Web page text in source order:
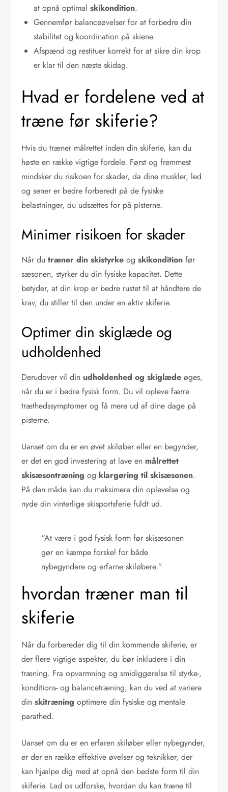
at opnå optimalskikondition.
Gennemfør balanceøvelser for at forbedre din
stabilitet og koordination på skiene.
Afspænd og restituer korrekt for at sikre din krop
er klar til den næste skidag.
Hvad er fordelene ved at
træne før skiferie?
Hvis du træner målrettet inden din skiferie, kan du
høste en række vigtige fordele. Først og fremmest
mindsker du risikoen for skader, da dine muskler, led
og sener er bedre forberedt på de fysiske
belastninger, du udsættes for på pisterne.
Minimer risikoen for skader
Når dutræner din skistyrke ogskikondition før
sæsonen, styrker du din fysiske kapacitet. Dette
betyder, at din krop er bedre rustet til at håndtere de
krav, du stiller til den under en aktiv skiferie.
Optimer din skiglæde og
udholdenhed
Derudover vil din udholdenhed og skiglæde øges,
når du er i bedre fysisk form. Du vil opleve færre
træthedssymptomer og få mere ud af dine dage på
pisterne.
Uanset om du er en øvet skiløber eller en begynder,
er det en god investering at lave en målrettet
skisæsontræning og klargøring til skisæsonen.
På den måde kan du maksimere din oplevelse og
nyde din vinterlige skisportsferie fuldt ud.
“At være i god fysisk form før skisæsonen
gør en kæmpe forskel for både
nybegyndere og erfarne skiløbere.”
hvordan træner man til
skiferie
Når du forbereder dig til din kommende skiferie, er
der flere vigtige aspekter, du bør inkludere i din
træning. Fra opvarmning og smidiggørelse til styrke-,
konditions- og balancetræning, kan du ved at variere
dinskitræning optimere din fysiske og mentale
parathed.
Uanset om du er en erfaren skiløber eller nybegynder,
er der en række effektive øvelser og teknikker, der
kan hjælpe dig med at opnå den bedste form til din
skiferie. Lad os udforske, hvordan du kan træne til